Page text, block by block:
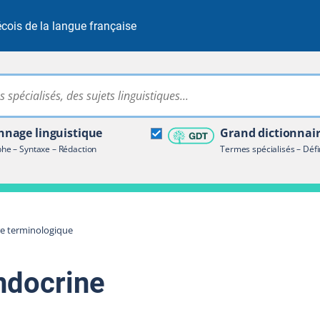
de la langue française
Rechercher dans tout le site
linguistique
– Syntaxe – Rédaction
Grand
Termes spécialisés –
terminologique
terminologique